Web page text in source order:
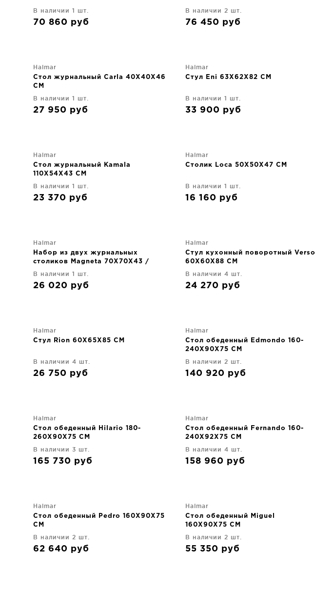
В наличии 1 шт.
70 860 руб
В наличии 2 шт.
76 450 руб
Halmar
Стол журнальный Carla 40X40X46
CM
В наличии 1 шт.
27 950 руб
Halmar
Стул Eni 63X62X82 CM
В наличии 1 шт.
33 900 руб
Halmar
Стол журнальный Kamala
110X54X43 CM
В наличии 1 шт.
23 370 руб
Halmar
Столик Loca 50X50X47 CM
В наличии 1 шт.
16 160 руб
Halmar
Набор из двух журнальных
столиков Magneta 70X70X43 /
В наличии 1 шт.
26 020 руб
Halmar
Стул кухонный поворотный Verso
60X60X88 CM
В наличии 4 шт.
24 270 руб
Halmar
Стул Rion 60X65X85 CM
В наличии 4 шт.
26 750 руб
Halmar
Стол обеденный Edmondo 160-
240X90X75 CM
В наличии 2 шт.
140 920 руб
Halmar
Стол обеденный Hilario 180-
260X90X75 CM
В наличии 3 шт.
165 730 руб
Halmar
Стол обеденный Fernando 160-
240X92X75 CM
В наличии 4 шт.
158 960 руб
Halmar
Стол обеденный Pedro 160X90X75
CM
В наличии 2 шт.
62 640 руб
Halmar
Стол обеденный Miguel
160X90X75 CM
В наличии 2 шт.
55 350 руб